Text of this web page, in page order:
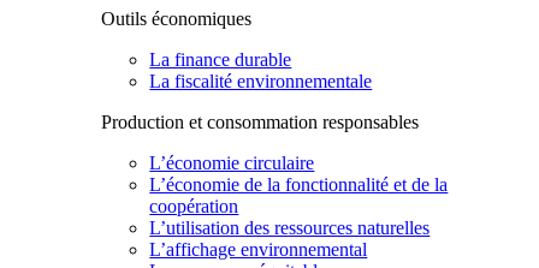
Outils économiques
La finance durable
La fiscalité environnementale
Production et consommation responsables
L’économie circulaire
L’économie de la fonctionnalité et de la
coopération
L’utilisation des ressources naturelles
L’affichage environnemental